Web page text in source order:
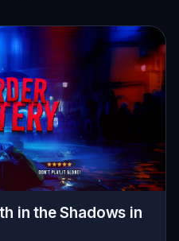
in the Shadows in